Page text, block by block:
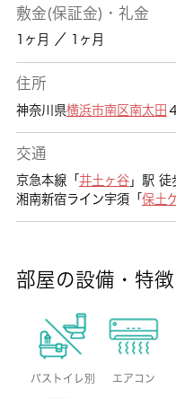
敷金(保証金)・礼金
1ヶ月 ／ 1ヶ月
住所
神奈川県横浜市南区南太田
交通
京急本線「 井土ヶ谷」駅 徒
湘南新宿ライン宇須「 保土
部屋の設備・特徴
バストイレ別 エアコン